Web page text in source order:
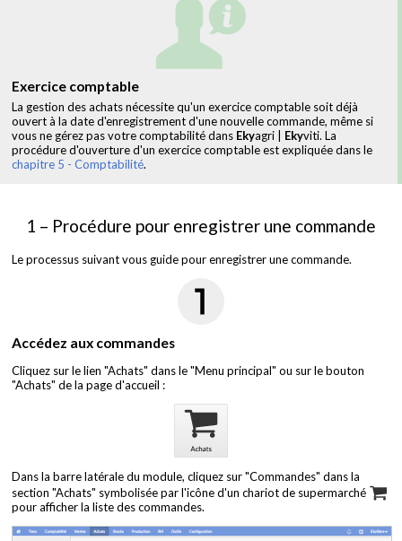
Exercice comptable
La gestion des achats nécessite qu'un exercice comptable soit déjà
ouvert à la date d'enregistrement d'une nouvelle commande, même si
vous ne gérez pas votre comptabilité dans Ekyagri | Ekyviti. La
procédure d'ouverture d'un exercice comptable est expliquée dans le
chapitre 5 - Comptabilité.
1 – Procédure pour enregistrer une commande
Le processus suivant vous guide pour enregistrer une commande.
Accédez aux commandes
Cliquez sur le lien "Achats" dans le "Menu principal" ou sur le bouton
"Achats" de la page d'accueil :
Dans la barre latérale du module, cliquez sur "Commandes" dans la
section "Achats" symbolisée par l'icône d'un chariot de supermarché
pour afficher la liste des commandes.